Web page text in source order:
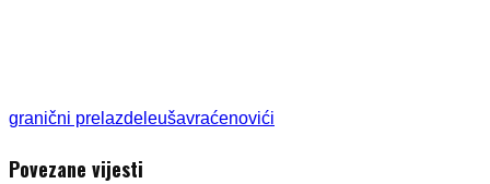
granični prelazdeleušavraćenovići
Povezane vijesti